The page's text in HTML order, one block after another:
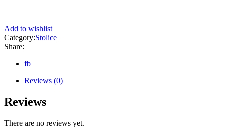
Add to wishlist
Category:Stolice
Share:
fb
Reviews (0)
Reviews
There are no reviews yet.